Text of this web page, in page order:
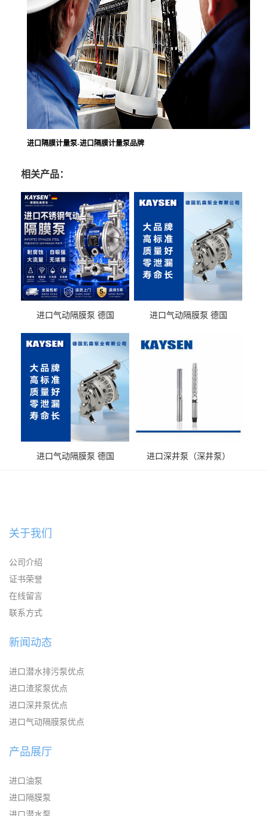
进口隔膜计量泵-进口隔膜计量泵品牌
相关产品：
进口气动隔膜泵 德国
送气动泵
进口气动隔膜泵 德国
输送
进口气动隔膜泵 德国
进口深井泵（深井泵）
关于我们
公司介绍
证书荣誉
在线留言
联系方式
新闻动态
进口潜水排污泵优点
进口渣浆泵优点
进口深井泵优点
进口气动隔膜泵优点
产品展厅
进口油泵
进口隔膜泵